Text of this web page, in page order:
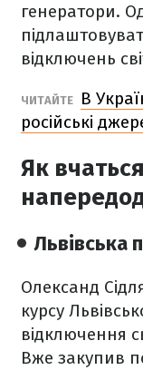
генератори.
відключень
ЧИТАЙТЕ
В
російські
Як
Львівська
Олександ
курсу
відключення
Вже закупив